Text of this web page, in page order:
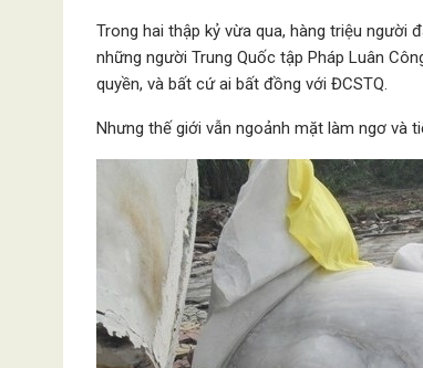
Trong hai thập kỷ vừa qua, hàng triệu người
những người Trung Quốc tập Pháp Luân
quyền, và bất cứ ai bất đồng với ĐCSTQ.
Nhưng thế giới vẫn ngoảnh mặt làm ngơ và